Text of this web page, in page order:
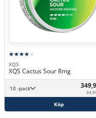
XQS
XQS Cactus Sour 8mg
10 -pack
Köp